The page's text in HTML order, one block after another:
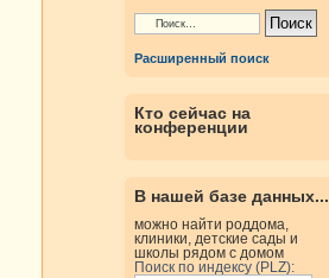
Расширенный поиск
Кто сейчас на
конференции
В нашей базе данных...
можно найти роддома,
клиники, детские сады и
школы рядом с домом
Поиск по индексу (PLZ):